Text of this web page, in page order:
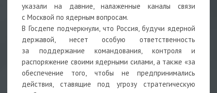
указали на давние, налаженные каналы связи
с Москвой по ядерным вопросам.
В Госдепе подчеркнули, что Россия, будучи ядерной
державой, несет особую ответственность
за поддержание командования, контроля и
распоряжение своими ядерными силами, а также «за
обеспечение того, чтобы не предпринимались
действия, ставящие под угрозу стратегическую